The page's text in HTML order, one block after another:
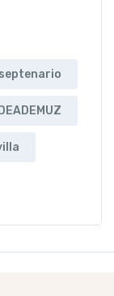
septenario